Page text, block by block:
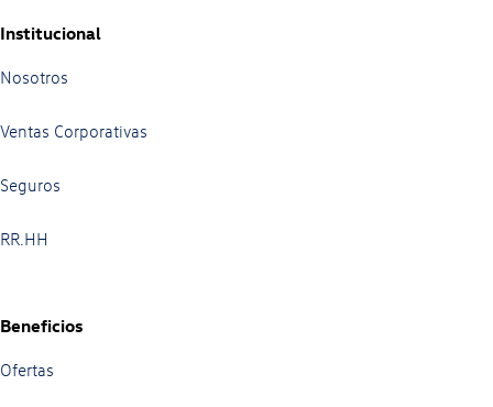
Institucional
Nosotros
Ventas Corporativas
Seguros
RR.HH
Beneficios
Ofertas